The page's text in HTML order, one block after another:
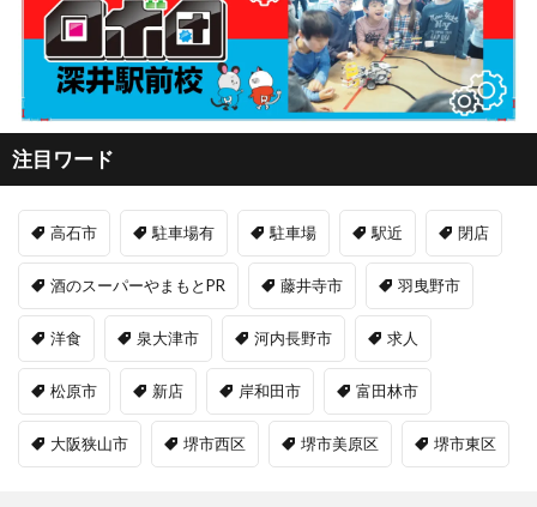
注目ワード
高石市 駐車場有 駐車場 駅近 閉店
酒のスーパーやまもとPR 藤井寺市 羽曳野市
洋食 泉大津市 河内長野市 求人
松原市 新店 岸和田市 富田林市
大阪狭山市 堺市西区 堺市美原区 堺市東区